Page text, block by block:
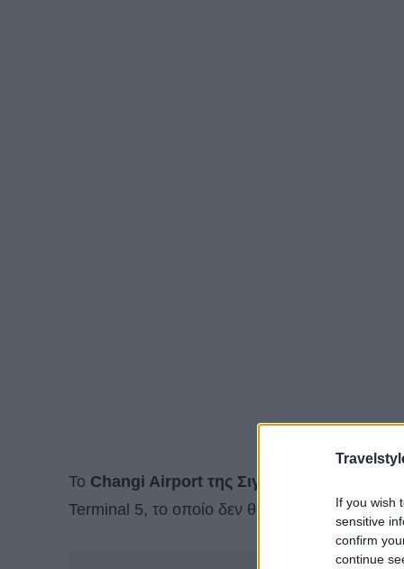
If you wish
sensitive
confirm
continue
Το Changi Airport της Σιγκαπούρης
Terminal 5, το οποίο δεν θα αποτελεί απλώς
-